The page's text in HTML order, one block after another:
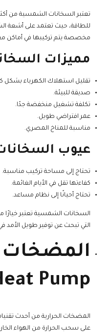
تعتبر السخانات الشمسية من
للطاقة، حيث تعتمد على أشعة
مخصصة يتم تركيبها في
مميزات
تقليل استهلاك الكهرباء بشكل
صديقة للبيئة.
تكلفة تشغيل منخفضة جدًا.
عمر افتراضي طويل.
مناسبة للمناخ المصري.
عيوب
تحتاج إلى مساحة تركيب مناسبة.
كفاءتها تقل في الأيام الغائمة.
تحتاج أحيانًا إلى نظام مساعد.
السخانات الشمسية تعتبر خيارًا
التي تبحث عن توفير طويل الأمد
المضخات
Pump
المضخات الحرارية من أحدث
على سحب الحرارة من الهواء